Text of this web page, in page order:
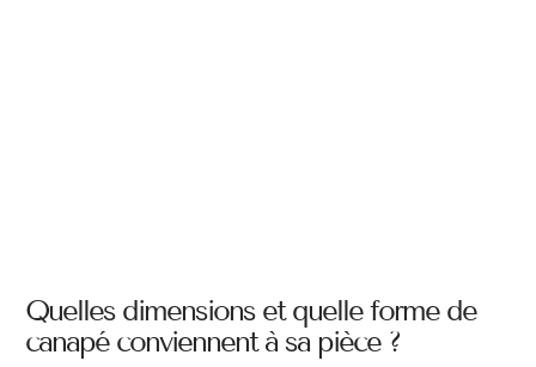
Quelles dimensions et quelle forme de
canapé conviennent à sa pièce ?